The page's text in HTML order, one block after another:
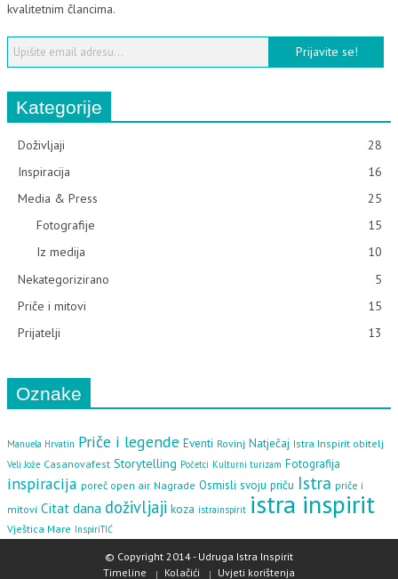
kvalitetnim člancima.
Kategorije
Doživljaji
28
Inspiracija
16
Media & Press
25
Fotografije
15
Iz medija
10
Nekategorizirano
5
Priče i mitovi
15
Prijatelji
13
Oznake
Manuela Hrvatin Priče i legende Eventi Rovinj Natječaj Istra Inspirit obitelj
Veli Jože Casanovafest Storytelling Početci Kulturni turizam Fotografija
inspiracija poreč open air Nagrade Osmisli svoju priču Istra priče i
mitovi Citat dana doživljaji koza istrainspirit istra inspirit
Vještica Mare InspiriTIĆ
© Copyright 2014 - Udruga Istra Inspirit
Timeline
Kolačići Uvjeti korištenja